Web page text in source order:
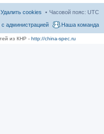
Часовой пояс: UTC
Удалить cookies
Наша команда
с администрацией
из КНР - http://china-spec.ru